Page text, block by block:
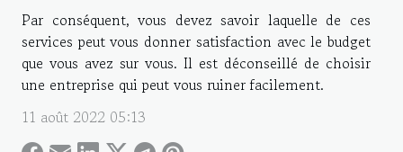
Par conséquent, vous devez savoir laquelle de ces
services peut vous donner satisfaction avec le budget
que vous avez sur vous. Il est déconseillé de choisir
une entreprise qui peut vous ruiner facilement.
11 août 2022 05:13